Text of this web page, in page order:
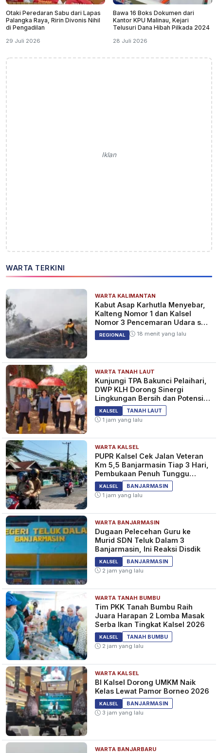
Otaki Peredaran Sabu dari Lapas
Palangka Raya, Ririn Divonis Nihil
di Pengadilan
29 Juli 2026
Bawa 16 Boks Dokumen dari
Kantor KPU Malinau, Kejari
Telusuri Dana Hibah Pilkada 2024
28 Juli 2026
Iklan
WARTA TERKINI
WARTA KALIMANTAN
Kabut Asap Karhutla Menyebar,
Kalteng Nomor 1 dan Kalsel
Nomor 3 Pencemaran Udara se-
Indonesia
REGIONAL 18 menit yang lalu
WARTA TANAH LAUT
Kunjungi TPA Bakunci Pelaihari,
DWP KLH Dorong Sinergi
Lingkungan Bersih dan Potensi
Wisata Tanah Laut
KALSEL
TANAH LAUT
1 jam yang lalu
WARTA KALSEL
PUPR Kalsel Cek Jalan Veteran
Km 5,5 Banjarmasin Tiap 3 Hari,
Pembukaan Penuh Tunggu
Pantauan
KALSEL
BANJARMASIN
1 jam yang lalu
WARTA BANJARMASIN
Dugaan Pelecehan Guru ke
Murid SDN Teluk Dalam 3
Banjarmasin, Ini Reaksi Disdik
KALSEL
BANJARMASIN
2 jam yang lalu
WARTA TANAH BUMBU
Tim PKK Tanah Bumbu Raih
Juara Harapan 2 Lomba Masak
Serba Ikan Tingkat Kalsel 2026
KALSEL
TANAH BUMBU
2 jam yang lalu
WARTA KALSEL
BI Kalsel Dorong UMKM Naik
Kelas Lewat Pamor Borneo 2026
KALSEL
BANJARMASIN
3 jam yang lalu
WARTA BANJARBARU